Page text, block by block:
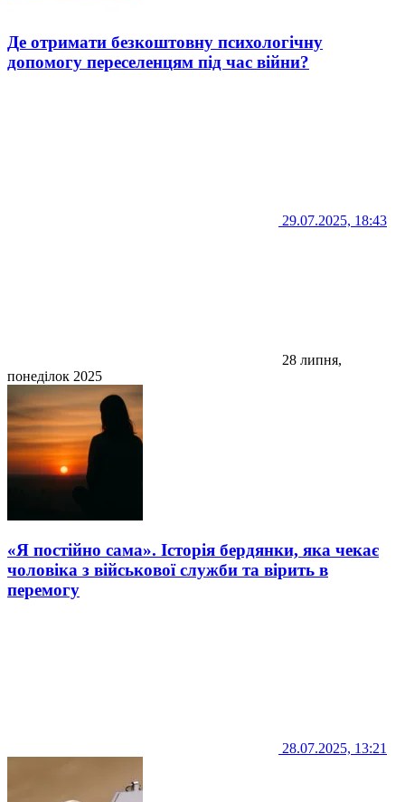
Де отримати безкоштовну психологічну
допомогу переселенцям під час війни?
29.07.2025, 18:43
28 липня,
понеділок 2025
«Я постійно сама». Історія бердянки, яка чекає
чоловіка з військової служби та вірить в
перемогу
28.07.2025, 13:21